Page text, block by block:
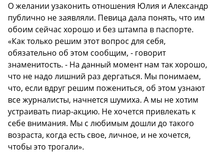
О желании узаконить отношения Юлия и Александр
публично не заявляли. Певица дала понять, что им
обоим сейчас хорошо и без штампа в паспорте.
«Как только решим этот вопрос для себя,
обязательно об этом сообщим, - говорит
знаменитость. - На данный момент нам так хорошо,
что не надо лишний раз дергаться. Мы понимаем,
что, если вдруг решим пожениться, об этом узнают
все журналисты, начнется шумиха. А мы не хотим
устраивать пиар-акцию. Не хочется привлекать к
себе внимания. Мы с любимым дошли до такого
возраста, когда есть свое, личное, и не хочется,
чтобы это трогали».